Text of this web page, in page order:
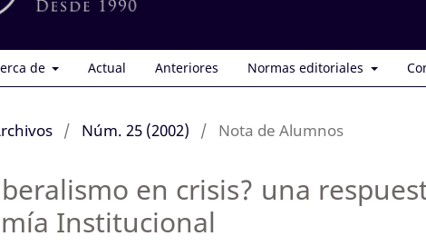
de Actual Anteriores Normas editoriales
/ Núm. 25 (2002) / Nota de Alumnos
en crisis? una
Institucional